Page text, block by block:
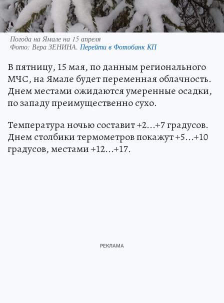
Погода на Ямале на 15 апреля
Фото: Вера ЗЕНИНА. Перейти в Фотобанк КП
В пятницу, 15 мая, по данным регионального
МЧС, на Ямале будет переменная облачность.
Днем местами ожидаются умеренные осадки,
по западу преимущественно сухо.
Температура ночью составит +2...+7 градусов.
Днем столбики термометров покажут +5...+10
градусов, местами +12...+17.